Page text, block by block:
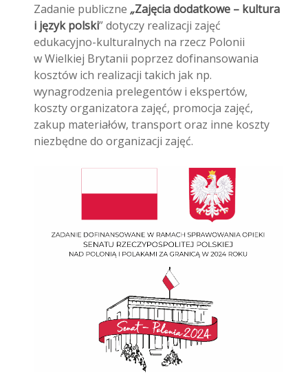
Zadanie publiczne „Zajęcia dodatkowe – kultura
i język polski” dotyczy realizacji zajęć
edukacyjno-kulturalnych na rzecz Polonii
w Wielkiej Brytanii poprzez dofinansowania
kosztów ich realizacji takich jak np.
wynagrodzenia prelegentów i ekspertów,
koszty organizatora zajęć, promocja zajęć,
zakup materiałów, transport oraz inne koszty
niezbędne do organizacji zajęć.